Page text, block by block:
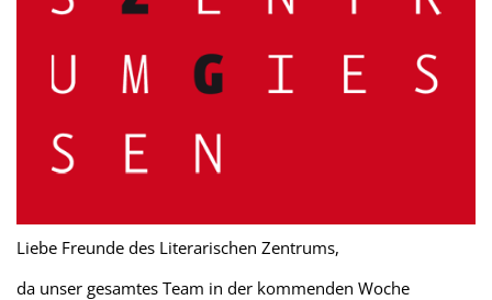
Liebe Freunde des Literarischen Zentrums,
da unser gesamtes Team in der kommenden Woche